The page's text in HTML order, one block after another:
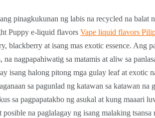
pinagkukunan ng labis na recycled na balat
Puppy e-liquid flavors Vape liquid flavors
blackberry at isang mas exotic essence. Ang
na nagpapahiwatig sa matamis at aliw sa
isang halong pitong mga gulay leaf at exotic
sa pagunlad ng katawan sa katawan
sa pagpapatakbo ng asukal at kung maaari
posible na paglalagay ng isang malaking